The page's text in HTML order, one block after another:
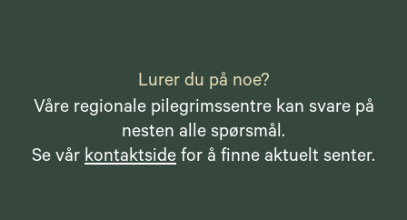
Lurer du på noe?
Våre regionale pilegrimssentre kan svare på
nesten alle spørsmål.
Se vår kontaktside for å finne aktuelt senter.